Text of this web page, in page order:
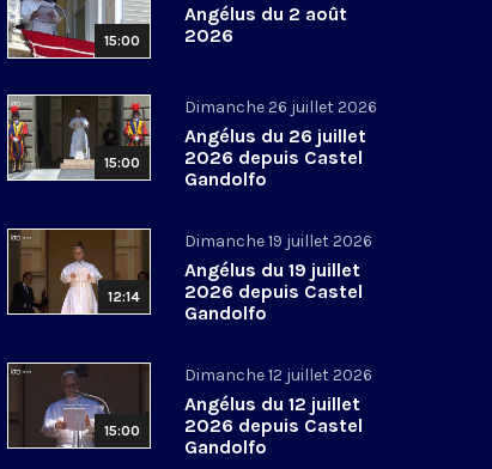
15:00
Angélus du 2 août
2026
15:00
Dimanche 26 juillet 2026
Angélus du 26 juillet
2026 depuis Castel
Gandolfo
12:14
Dimanche 19 juillet 2026
Angélus du 19 juillet
2026 depuis Castel
Gandolfo
15:00
Dimanche 12 juillet 2026
Angélus du 12 juillet
2026 depuis Castel
Gandolfo